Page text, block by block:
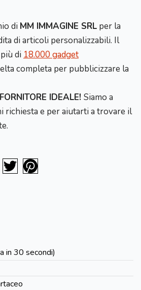
di MM IMMAGINE SRL per la
di articoli personalizzabili. Il
di 18.000 gadget
completa per pubblicizzare la
IDEALE! Siamo a
richiesta e per aiutarti a trovare il
in 30 secondi)